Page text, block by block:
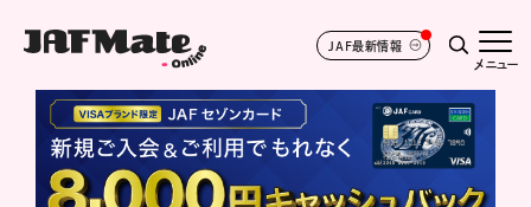
JAF最新情報
メニュー